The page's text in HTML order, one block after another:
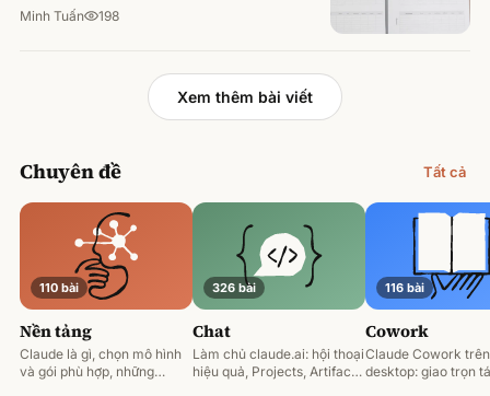
Minh Tuấn 198
Xem thêm bài viết
Chuyên đề Tất cả
110 bài
Nền tảng
Claude là gì, chọn mô hình
và gói phù hợp, những
326 bài
Chat
Làm chủ claude.ai: hội thoại
hiệu quả, Projects, Artifacts
116 bài
Cowork
Claude Cowork trên
desktop: giao trọn